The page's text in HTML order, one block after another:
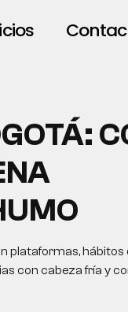
plataformas, hábitos
con cabeza fría y